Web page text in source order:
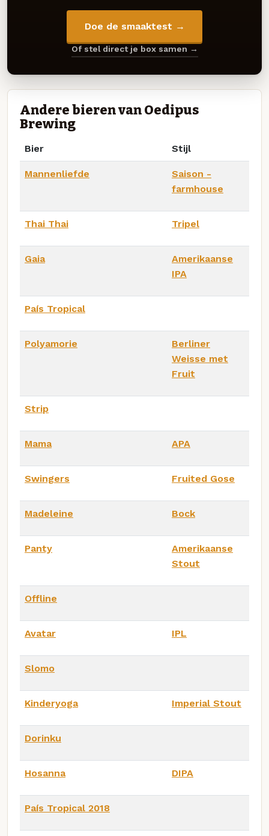
Doe de smaaktest →
Of stel direct je box samen →
Andere bieren van Oedipus
Brewing
Bier Stijl
Mannenliefde
Saison -
farmhouse
Thai Thai Tripel
Gaia
Amerikaanse
IPA
País Tropical
Polyamorie
Berliner
Weisse met
Fruit
Strip
Mama APA
Swingers Fruited Gose
Madeleine Bock
Panty
Amerikaanse
Stout
Offline
Avatar IPL
Slomo
Kinderyoga Imperial Stout
Dorinku
Hosanna DIPA
País Tropical 2018